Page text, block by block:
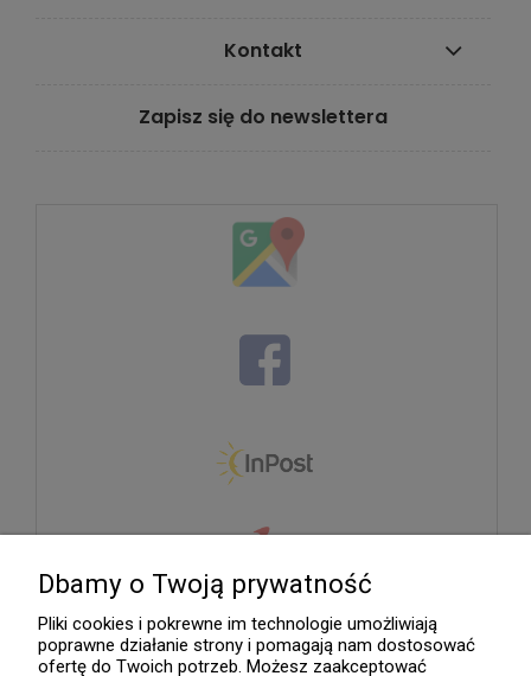
Kontakt
Zapisz się do newslettera
Dbamy o Twoją prywatność
Pliki cookies i pokrewne im technologie umożliwiają
poprawne działanie strony i pomagają nam dostosować
ofertę do Twoich potrzeb. Możesz zaakceptować